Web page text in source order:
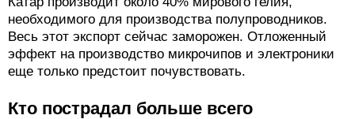
необходимого для производства полупроводников.
Весь этот экспорт сейчас заморожен. Отложенный
эффект на производство микрочипов и электроники
еще только предстоит почувствовать.
Кто пострадал больше всего